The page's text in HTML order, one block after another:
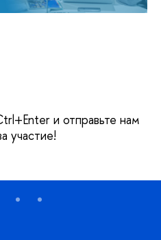
и отправьте нам
участие!